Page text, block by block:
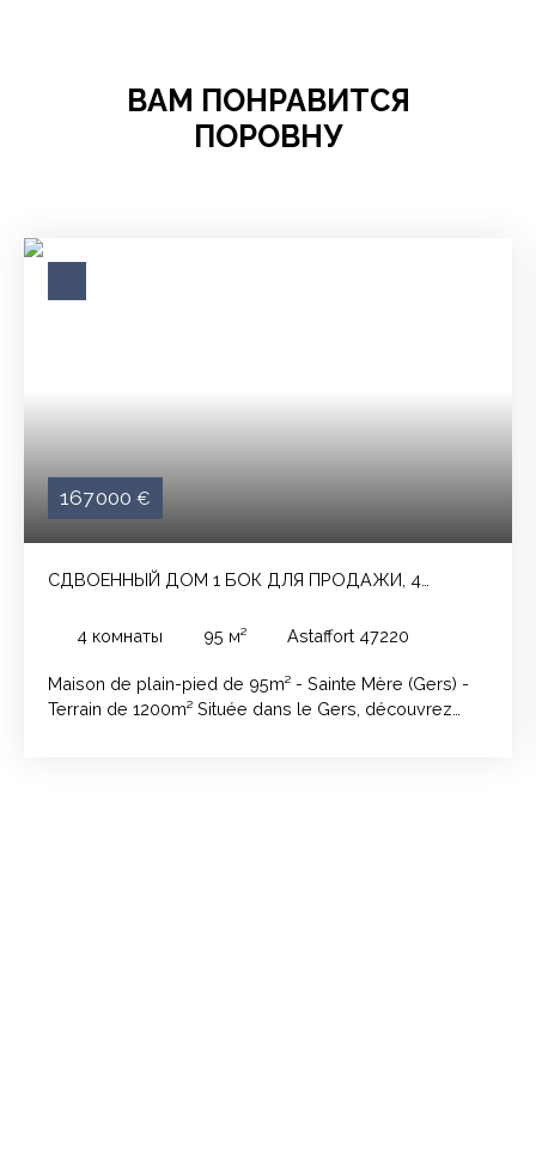
ВАМ ПОНРАВИТСЯ
ПОРОВНУ
167 000 €
СДВОЕННЫЙ ДОМ 1 БОК ДЛЯ ПРОДАЖИ, 4
4 комнаты 95 м² Astaffort 47220
Maison de plain-pied de 95m² - Sainte Mère (Gers) -
Terrain de 1200m² Située dans le Gers, découvrez